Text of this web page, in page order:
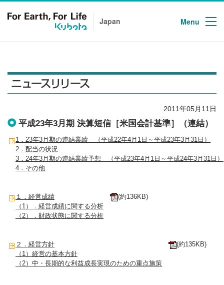
Japan Menu
2011年05月11日
平成23年3月期 決算短信［米国会計基準］（連結）
1．23年3月期の連結業績 （平成22年4月1日～平成23年3月31日）
2．配当の状況
3．24年3月期の連結業績予想 （平成23年4月1日～平成24年3月31日）
4．その他
１．経営成績
（1）．経営成績に関する分析
（2）．財政状態に関する分析
(約136KB)
２．経営方針
（1）経営の基本方針
（2）中・長期的な利益成長実現のための重点施策
(約135KB)